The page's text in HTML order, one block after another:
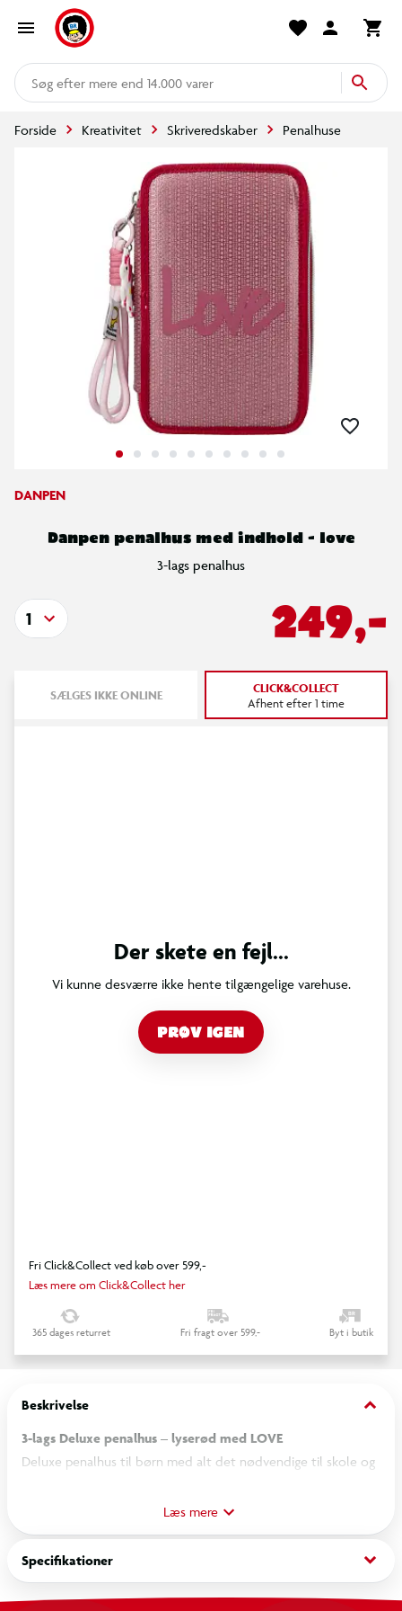
mere end 14.000 varer
Forside Kreativitet Skriveredskaber Penalhuse
DANPEN
Danpen penalhus med indhold - love
3-lags penalhus
249,-
1
SÆLGES IKKE ONLINE CLICK&COLLECT
Afhent efter 1 time
Der skete en fejl...
Vi kunne desværre ikke hente tilgængelige varehuse.
PRØV IGEN
Fri Click&Collect ved køb over 599,-
Læs mere om Click&Collect her
365 dages returret Fri fragt over 599,- Byt i butik
Beskrivelse keyboard_arrow_down
3-lags Deluxe penalhus – lyserød med LOVE
Deluxe penalhus til børn med alt det nødvendige til skole og
det nemt at organisere indholdet. Det lyserøde design med
“LOVE” på forsiden giver et dekorativt og børnevenligt udtryk.
Specifikationer
3 separate rum for nem organisering
Læs mere
Specifikationer keyboard_arrow_down